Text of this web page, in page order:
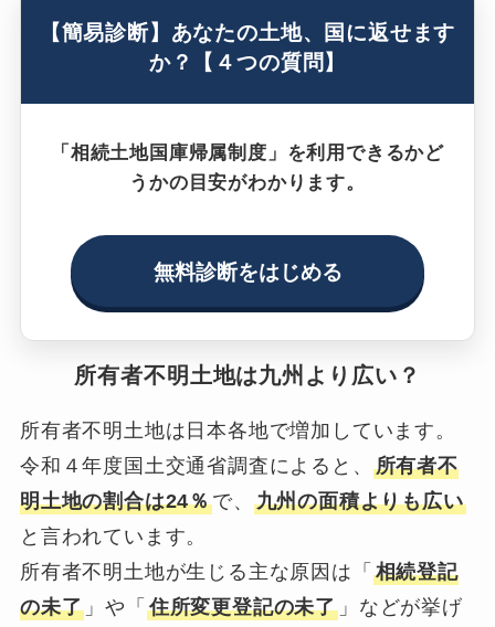
【簡易診断】あなたの土地、国に返せます
か？【４つの質問】
「相続土地国庫帰属制度」を利用できるかど
うかの目安がわかります。
無料診断をはじめる
所有者不明土地は九州より広い？
所有者不明土地は日本各地で増加しています。
令和４年度国土交通省調査によると、 所有者不
明土地の割合は24％で、 九州の面積よりも広い
と言われています。
所有者不明土地が生じる主な原因は「 相続登記
の未了 」や「 住所変更登記の未了 」などが挙げ